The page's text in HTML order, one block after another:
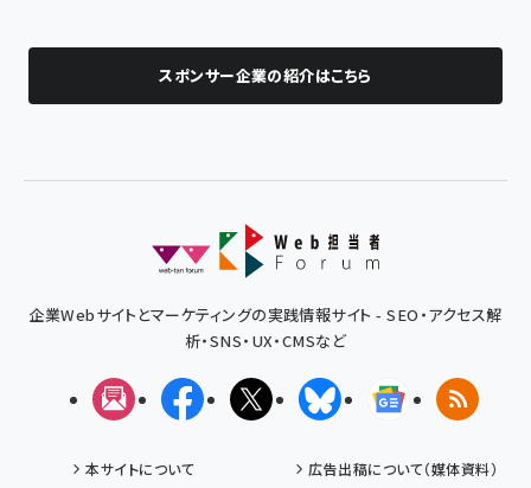
スポンサー企業の紹介はこちら
企業Webサイトとマーケティングの実践情報サイト - SEO・アクセス解
析・SNS・UX・CMSなど
メルマガFacebookX(エックス)BlueskyGoogleニュ
RSS
本サイトについて
広告出稿について（媒体資料）